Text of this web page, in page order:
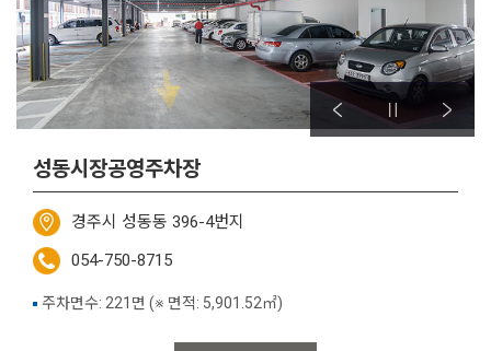
성동시장공영주차장
경주시 성동동 396-4번지
054-750-8715
주차면수: 221면 (※ 면적: 5,901.52㎡)